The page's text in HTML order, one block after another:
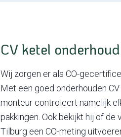
CV ketel
Wij zorgen er als CO-
Met een goed onderhouden
monteur controleert namelijk
pakkingen. Ook bekijkt hij of
Tilburg een CO-meting